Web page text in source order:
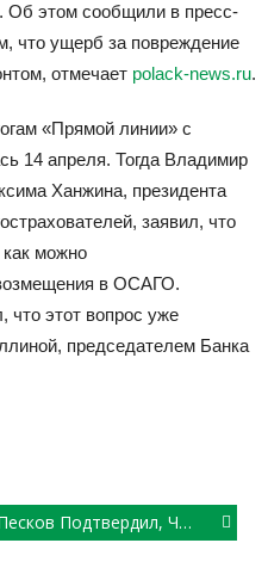
этом сообщили в пресс-
что ущерб за повреждение
отмечает polack-news.ru.
«Прямой линии» с
14 апреля. Тогда Владимир
Ханжина, президента
заявил, что
можно
в ОСАГО.
что этот вопрос уже
председателем Банка
Подтвердил, Что Путин Согласился С Идеей Госуправления